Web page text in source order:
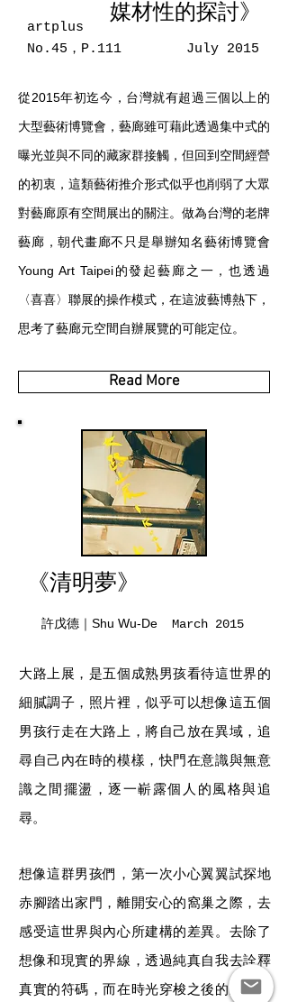
媒材性的探討》
artplus
No.45，P.111 July 2015
從2015年初迄今，台灣就有超過三個以上的
大型藝術博覽會，藝廊雖可藉此透過集中式的
曝光並與不同的藏家群接觸，但回到空間經營
的初衷，這類藝術推介形式似乎也削弱了大眾
對藝廊原有空間展出的關注。做為台灣的老牌
藝廊，朝代畫廊不只是舉辦知名藝術博覽會
Young Art Taipei的發起藝廊之一，也透過
〈喜喜〉聯展的操作模式，在這波藝博熱下，
思考了藝廊元空間自辦展覽的可能定位。
Read More
《清明夢》
許戊德｜ Shu Wu-De March 2015
大路上展，是五個成熟男孩看待這世界的
細膩調子，照片裡，似乎可以想像這五個
男孩行走在大路上，將自己放在異域，追
尋自己內在時的模樣，快門在意識與無意
識之間擺盪，逐一嶄露個人的風格與追
尋。
想像這群男孩們，第一次小心翼翼試探地
赤腳踏出家門，離開安心的窩巢之際，去
感受這世界與內心所建構的差異。去除了
想像和現實的界線，透過純真自我去詮釋
真實的符碼，而在時光穿梭之後的成熟男